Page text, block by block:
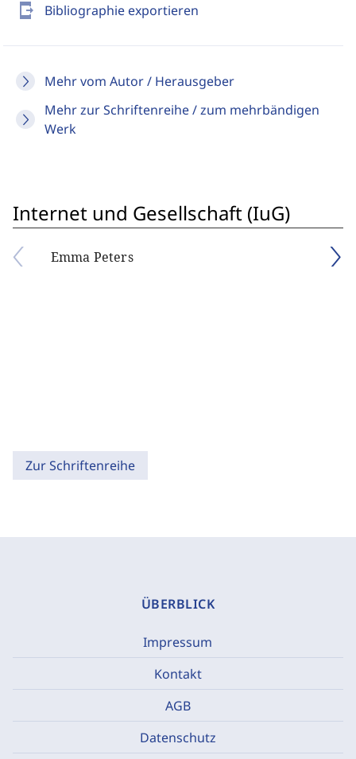
send_to_mobile Bibliographie exportieren
Mehr vom Autor / Herausgeber
Mehr zur Schriftenreihe / zum mehrbändigen
Werk
Internet und Gesellschaft (IuG)
Emma Peters
Zur Schriftenreihe
ÜBERBLICK
Impressum
Kontakt
AGB
Datenschutz